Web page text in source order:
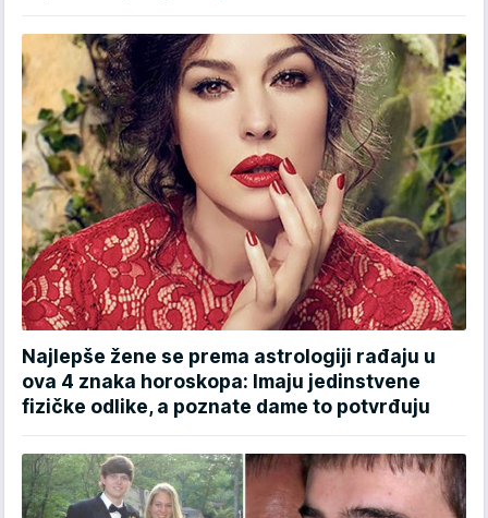
Najlepše žene se prema astrologiji rađaju u
ova 4 znaka horoskopa: Imaju jedinstvene
fizičke odlike, a poznate dame to potvrđuju